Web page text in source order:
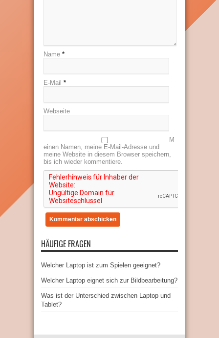
Name *
E-Mail *
Webseite
M
einen Namen, meine E-Mail-Adresse und
meine Website in diesem Browser speichern,
bis ich wieder kommentiere.
HÄUFIGE FRAGEN
Welcher Laptop ist zum Spielen geeignet?
Welcher Laptop eignet sich zur Bildbearbeitung?
Was ist der Unterschied zwischen Laptop und
Tablet?